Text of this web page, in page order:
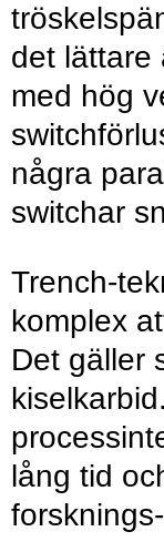
det lättare
med hög
några
switchar
Trench-
komplex
Det gäller
lång tid